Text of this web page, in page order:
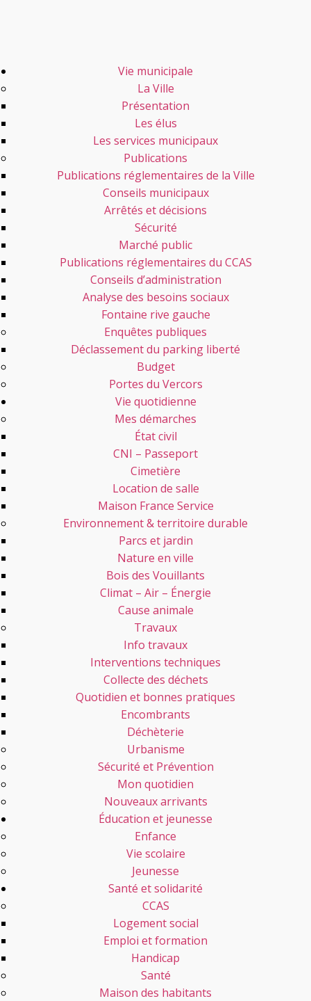
Vie municipale
La Ville
Présentation
Les élus
Les services municipaux
Publications
Publications réglementaires de la Ville
Conseils municipaux
Arrêtés et décisions
Sécurité
Marché public
Publications réglementaires du CCAS
Conseils d’administration
Analyse des besoins sociaux
Fontaine rive gauche
Enquêtes publiques
Déclassement du parking liberté
Budget
Portes du Vercors
Vie quotidienne
Mes démarches
État civil
CNI – Passeport
Cimetière
Location de salle
Maison France Service
Environnement & territoire durable
Parcs et jardin
Nature en ville
Bois des Vouillants
Climat – Air – Énergie
Cause animale
Travaux
Info travaux
Interventions techniques
Collecte des déchets
Quotidien et bonnes pratiques
Encombrants
Déchèterie
Urbanisme
Sécurité et Prévention
Mon quotidien
Nouveaux arrivants
Éducation et jeunesse
Enfance
Vie scolaire
Jeunesse
Santé et solidarité
CCAS
Logement social
Emploi et formation
Handicap
Santé
Maison des habitants